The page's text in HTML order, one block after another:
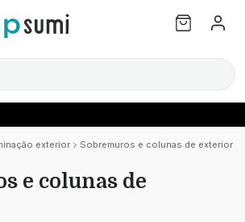
exterior Sobremuros e colunas de exterior
e colunas de